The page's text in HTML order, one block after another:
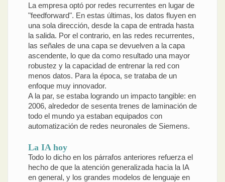
La empresa optó por redes recurrentes en lugar de
"feedforward". En estas últimas, los datos fluyen en
una sola dirección, desde la capa de entrada hasta
la salida. Por el contrario, en las redes recurrentes,
las señales de una capa se devuelven a la capa
ascendente, lo que da como resultado una mayor
robustez y la capacidad de entrenar la red con
menos datos. Para la época, se trataba de un
enfoque muy innovador.
A la par, se estaba logrando un impacto tangible: en
2006, alrededor de sesenta trenes de laminación de
todo el mundo ya estaban equipados con
automatización de redes neuronales de Siemens.
La IA hoy
Todo lo dicho en los párrafos anteriores refuerza el
hecho de que la atención generalizada hacia la IA
en general, y los grandes modelos de lenguaje en